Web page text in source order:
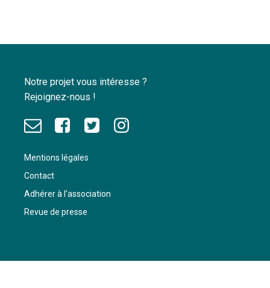
Notre projet vous intéresse ?
Rejoignez-nous !
Mentions légales
Contact
Adhérer à l'association
Revue de presse